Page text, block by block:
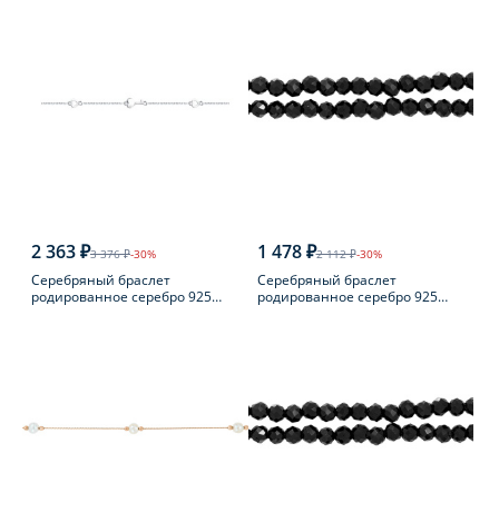
2 363 ₽3 376 ₽-30%
Серебряный браслет
родированное серебро 925
1 478 ₽2 112 ₽-30%
Серебряный браслет
родированное серебро 925